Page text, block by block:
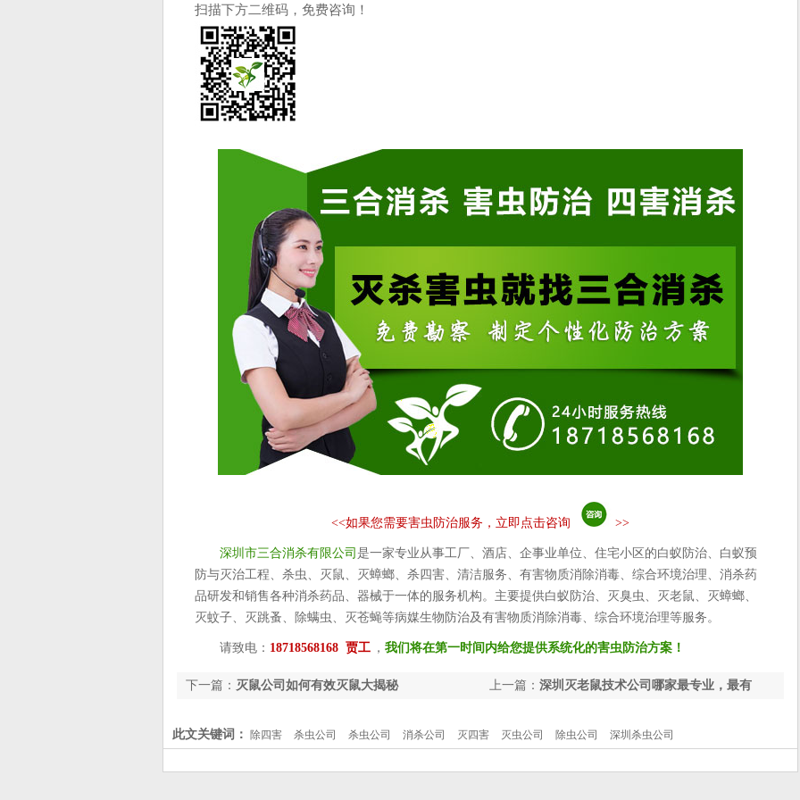
扫描下方二维码，免费咨询！
<<如果您需要害虫防治服务，立即点击咨询 >>
深圳市三合消杀有限公司 是一家专业从事工厂、酒店、企事业单位、住宅小区的白蚁防治、白蚁预
防与灭治工程、杀虫、灭鼠、灭蟑螂、杀四害、清洁服务、有害物质消除消毒、综合环境治理、消杀药
品研发和销售各种消杀药品、器械于一体的服务机构。主要提供白蚁防治、灭臭虫、灭老鼠、灭蟑螂、
灭蚊子、灭跳蚤、除螨虫、灭苍蝇等病媒生物防治及有害物质消除消毒、综合环境治理等服务。
请致电： 18718568168 贾工 ， 我们将在第一时间内给您提供系统化的害虫防治方案！
上一篇： 深圳灭老鼠技术公司哪家最专业，最有
下一篇： 灭鼠公司如何有效灭鼠大揭秘
此文关键词： 除四害 杀虫公司 杀虫公司 消杀公司 灭四害 灭虫公司 除虫公司 深圳杀虫公司